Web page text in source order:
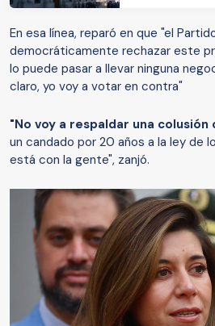
En esa línea, reparó en que "el
democráticamente rechazar este
lo puede pasar a llevar ninguna
claro, yo voy a votar en contra"
"No voy a respaldar una colusión
un candado por 20 años a la ley de
está con la gente", zanjó.